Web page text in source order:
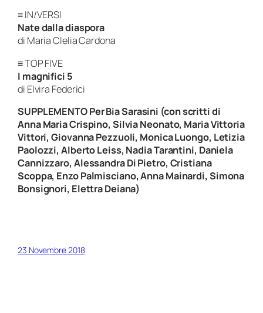
≡ IN/VERSI
Nate dalla diaspora
di Maria Clelia Cardona
≡ TOP FIVE
I magnifici 5
di Elvira Federici
SUPPLEMENTO Per Bia Sarasini (con scritti di
Anna Maria Crispino, Silvia Neonato, Maria Vittoria
Vittori, Giovanna Pezzuoli, Monica Luongo, Letizia
Paolozzi, Alberto Leiss, Nadia Tarantini, Daniela
Cannizzaro, Alessandra Di Pietro, Cristiana
Scoppa, Enzo Palmisciano, Anna Mainardi, Simona
Bonsignori, Elettra Deiana)
23 Novembre 2018